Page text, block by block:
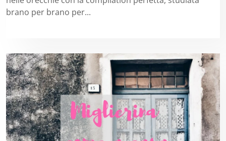
brano per brano per...